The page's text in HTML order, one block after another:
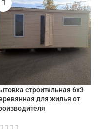
строительная 6х3
для жилья от